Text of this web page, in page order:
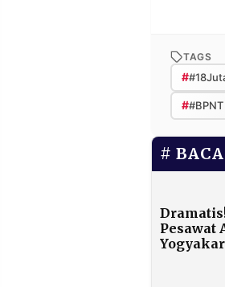
TAGS
#
##BPNT
Pesawat